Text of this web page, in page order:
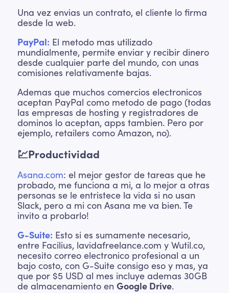
Una vez envias un contrato, el cliente lo firma
desde la web.
PayPal: El metodo mas utilizado
mundialmente, permite enviar y recibir dinero
desde cualquier parte del mundo, con unas
comisiones relativamente bajas.
Ademas que muchos comercios electronicos
aceptan PayPal como metodo de pago (todas
las empresas de hosting y registradores de
dominos lo aceptan, apps tambien. Pero por
ejemplo, retailers como Amazon, no).
💹Productividad
Asana.com: el mejor gestor de tareas que he
probado, me funciona a mi, a lo mejor a otras
personas se le entristece la vida si no usan
Slack, pero a mi con Asana me va bien. Te
invito a probarlo!
G-Suite: Esto si es sumamente necesario,
entre Facilius, lavidafreelance.com y Wutil.co,
necesito correo electronico profesional a un
bajo costo, con G-Suite consigo eso y mas, ya
que por $5 USD al mes incluye ademas 30GB
de almacenamiento en Google Drive.